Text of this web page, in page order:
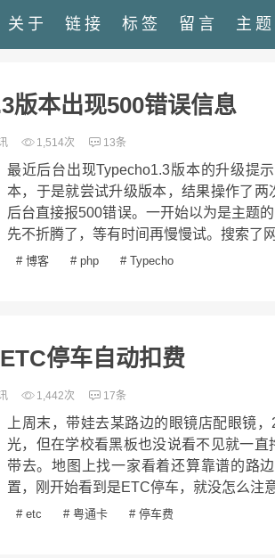
关于 链接 标签 留言 主题
版本出现500错误信息
1,514次 13条
最近后台出现Typecho1.3版本的升级提
本，于是就尝试升级版本，结果操作了
后台直接报500错误。一开始以为是主题
先不折腾了，等有时间再慢慢试。搜索了
# 博客 # php # Typecho
停车自动扣费
1,442次 17条
上周末，带娃去某路边的眼镜店配眼镜
光，但在学校看黑板也没说看不见就一
带去。地图上找一家看着还算靠谱的路
置，刚开始看到是ETC停车，就没怎么注
# etc # 粤通卡 # 停车费